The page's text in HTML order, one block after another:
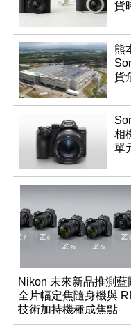
貨
熊
貨
相
單
Nikon 未來新品推測藍
全片幅定焦隨身機與
技術加持機種成焦點